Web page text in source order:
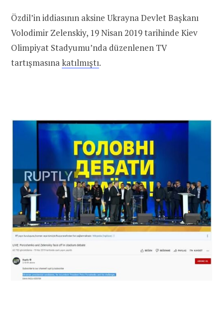
Özdil’in iddiasının aksine Ukrayna Devlet Başkanı
Volodimir Zelenskiy, 19 Nisan 2019 tarihinde Kiev
Olimpiyat Stadyumu’nda düzenlenen TV
tartışmasına katılmıştı.